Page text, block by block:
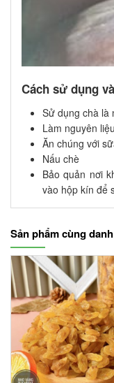
Cách sử dụng
Sử dụng chà là
Làm nguyên
Ăn chúng với
Nấu chè
Bảo quản nơi
vào hộp kín để
Sản phẩm cùng